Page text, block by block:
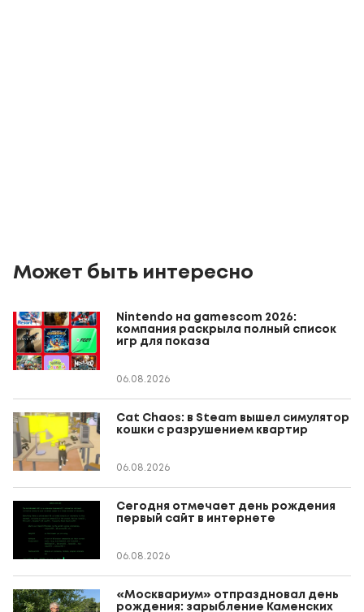
Может быть интересно
Nintendo на gamescom 2026:
компания раскрыла полный список
игр для показа
06.08.2026
Cat Chaos: в Steam вышел симулятор
кошки с разрушением квартир
06.08.2026
Сегодня отмечает день рождения
первый сайт в интернете
06.08.2026
«Москвариум» отпраздновал день
рождения: зарыбление Каменских